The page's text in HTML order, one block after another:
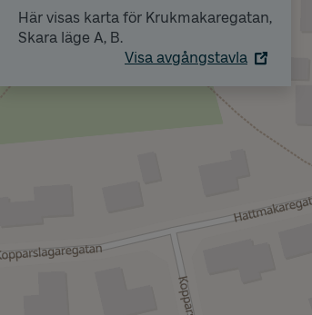
Här visas karta för Krukmakaregatan,
Skara läge A, B.
Visa avgångstavla